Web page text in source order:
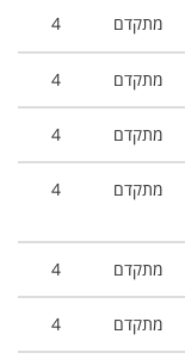
מתקדם 4
מתקדם 4
מתקדם 4
מתקדם 4
מתקדם 4
מתקדם 4